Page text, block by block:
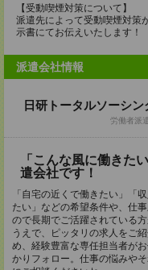
【受動喫煙対策について】
派遣先によって受動喫煙対策
示書にてお伝えいたします！
派遣会社情報
日研トータルソーシ
労働者派
「こんな風に働きた
遣会社です！
「自宅の近くで働きたい」「
たい」などの希望条件や、仕
ので長期でご活躍されている
うえで、ピッタリの求人をご
め、経験豊富な専任担当者が
かりフォロー。仕事の悩みや